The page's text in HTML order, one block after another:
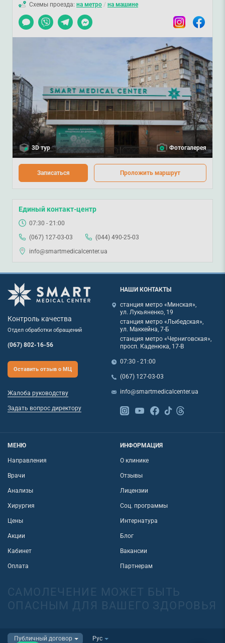
Схемы проезда: на метро / на машине
Чат
Viber TelegramMessenger InstagramFacebook
3D тур Фотогалерея
Записаться Проложить маршрут
Единый контакт-центр
07:30 - 21:00
(067) 127-03-03
(044) 490-25-03
info@smartmedicalcenter.ua
Контроль качества
Отдел обработки обращений
(067) 802-16-56
Оставить отзыв о МЦ
Жалоба руководству
Задать вопрос директору
НАШИ КОНТАКТЫ
станция метро «Минская»,
ул. Лукьяненко, 19
станция метро «Лыбедская»,
ул. Маккейна, 7-Б
станция метро «Черниговская»,
просп. Каденюка, 17-В
07:30 - 21:00
(067) 127-03-03
info@smartmedicalcenter.ua
МЕНЮ
Направления
Врачи
Анализы
Хирургия
Цены
Акции
Кабинет
Оплата
ИНФОРМАЦИЯ
О клинике
Отзывы
Лицензии
Соц. программы
Интернатура
Блог
Вакансии
Партнерам
САМОЛЕЧЕНИЕ МОЖЕТ БЫТЬ
ОПАСНЫМ ДЛЯ ВАШЕГО ЗДОРОВЬЯ